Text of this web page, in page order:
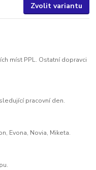
Zvolit variantu
míst PPL. Ostatní dopravci
pracovní den.
Evona, Novia, Miketa.